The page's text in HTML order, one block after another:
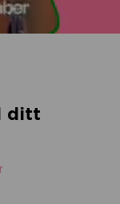
ditt